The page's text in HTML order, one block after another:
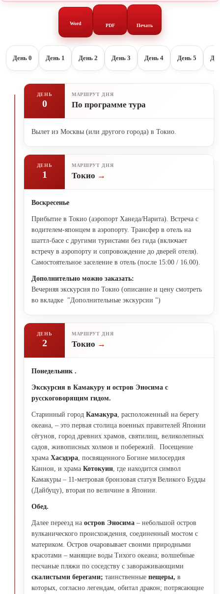
Word PDF Печать
День 0 День 1 День 2 День 3 День 4 День 5
ДЕНЬ
0
МАРШРУТ ДНЯ
По программе тура
Вылет из Москвы (или другого города) в Токио.
ДЕНЬ
1
МАРШРУТ ДНЯ
Токио
Воскресенье
Прибытие в Токио (аэропорт Ханеда/Нарита). Встреча с
водителем-японцем в аэропорту. Трансфер в отель на
шаттл-басе с другими туристами без гида (включает
встречу в аэропорту и сопровождение до дверей отеля).
Самостоятельное заселение в отель (после 15:00 / 16.00).
Дополнительно можно заказать:
Вечерняя экскурсия по Токио (описание и цену смотреть
во вкладке "Дополнительные экскурсии ")
ДЕНЬ
2
МАРШРУТ ДНЯ
Токио
Понедельник .
Экскурсия в Камакуру и остров Эносима с
русскоговорящим гидом.
Старинный город Камакура , расположенный на берегу
океана, – это первая столица военных правителей Японии
сёгунов, город древних храмов, святилищ, великолепных
садов, живописных холмов и побережий. Посещение
храма Хасэдэра , посвященного Богине милосердия
Каннон, и храма Котокуин , где находится символ
Камакуры – 11-метровая бронзовая статуя Великого Будды
(Дайбуцу), вторая по величине в Японии.
Обед.
Далее переезд на остров Эносима – небольшой остров
вулканического происхождения, соединенный мостом с
материком. Остров очаровывает своими природными
красотами – манящие воды Тихого океана; волшебные
песчаные пляжи по соседству с завораживающими
скалистыми берегами; таинственные пещеры, в
которых, согласно легендам, обитал дракон; потрясающие